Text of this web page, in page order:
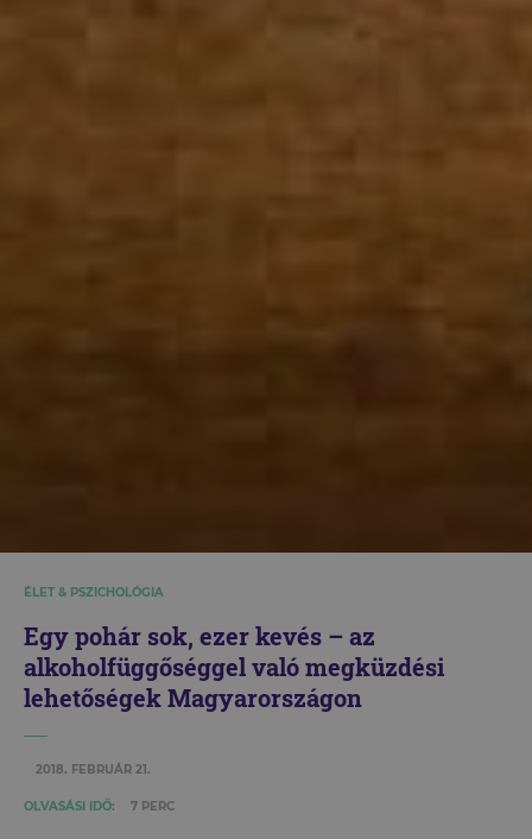
ÉLET & PSZICHOLÓGIA
Egy pohár sok, ezer kevés – az
alkoholfüggőséggel való megküzdési
lehetőségek Magyarországon
2018. FEBRUÁR 21.
OLVASÁSI IDŐ: 7 PERC